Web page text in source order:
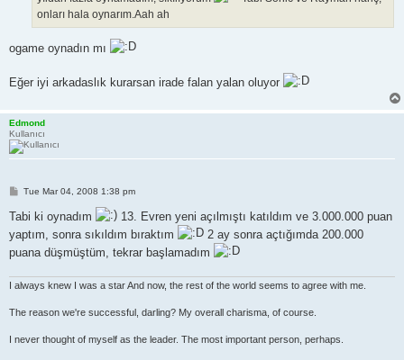
onları hala oynarım.Aah ah
ogame oynadın mı
Eğer iyi arkadaslık kurarsan irade falan yalan oluyor
Edmond
Kullanıcı
P
s
t
Tue Mar 04, 2008 1:38 pm
Tabi ki oynadım
13. Evren yeni açılmıştı katıldım ve 3.000.000 puan
yaptım, sonra sıkıldım bıraktım
2 ay sonra açtığımda 200.000
puana düşmüştüm, tekrar başlamadım
I always knew I was a star And now, the rest of the world seems to agree with me.
The reason we're successful, darling? My overall charisma, of course.
I never thought of myself as the leader. The most important person, perhaps.